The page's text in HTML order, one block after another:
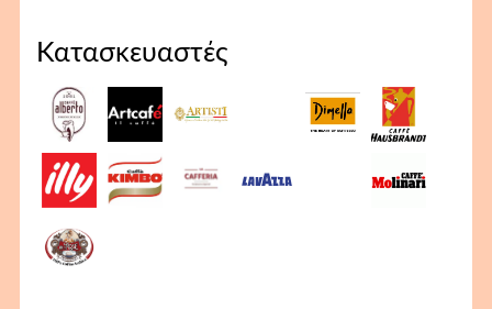
Κατασκευαστές